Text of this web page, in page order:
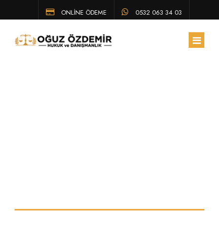
ONLİNE ÖDEME 0532 063 34 03